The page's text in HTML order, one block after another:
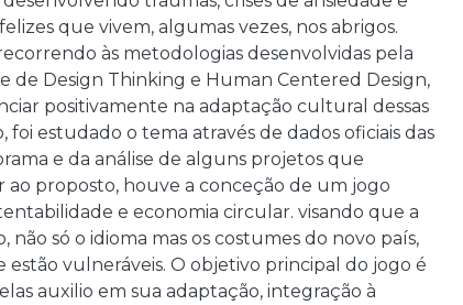
que vivem, algumas vezes, nos abrigos.
às metodologias desenvolvidas pela
Design Thinking e Human Centered Design,
positivamente na adaptação cultural dessas
estudado o tema através de dados oficiais das
e da análise de alguns projetos que
ao proposto, houve a conceção de um jogo
e economia circular. visando que a
só o idioma mas os costumes do novo país,
vulneráveis. O objetivo principal do jogo é
auxilio em sua adaptação, integração à